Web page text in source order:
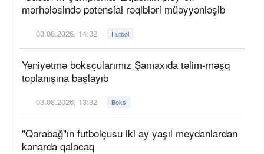
mərhələsində potensial rəqibləri müəyyənləşib
03.08.2026, 14:32 Futbol
Yeniyetmə boksçularımız Şamaxıda təlim-məşq
toplanışına başlayıb
03.08.2026, 13:32 Boks
"Qarabağ"ın futbolçusu iki ay yaşıl meydanlardan
kənarda qalacaq